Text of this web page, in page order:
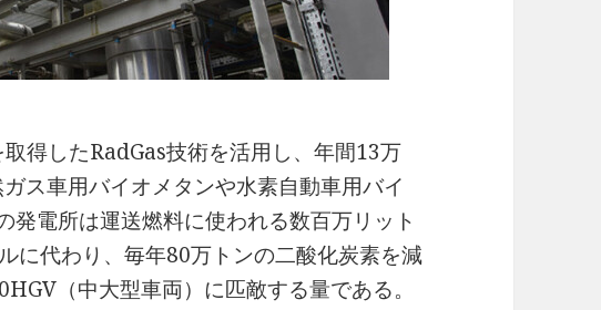
得したRadGas技術を活用し、年間13万
ス車用バイオメタンや水素自動車用バイ
発電所は運送燃料に使われる数百万リット
に代わり、毎年80万トンの二酸化炭素を減
（中大型車両）に匹敵する量である。